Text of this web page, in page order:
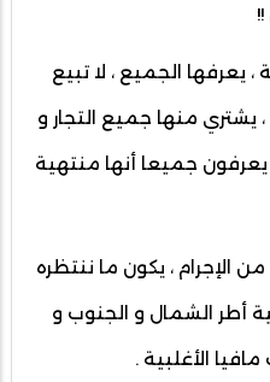
يعرفها الجميع ، لا تبيع
يشتري منها جميع التجار و
جميعا أنها منتهية
، يكون ما ننتظره
أطر الشمال و الجنوب و
الأغلبية .